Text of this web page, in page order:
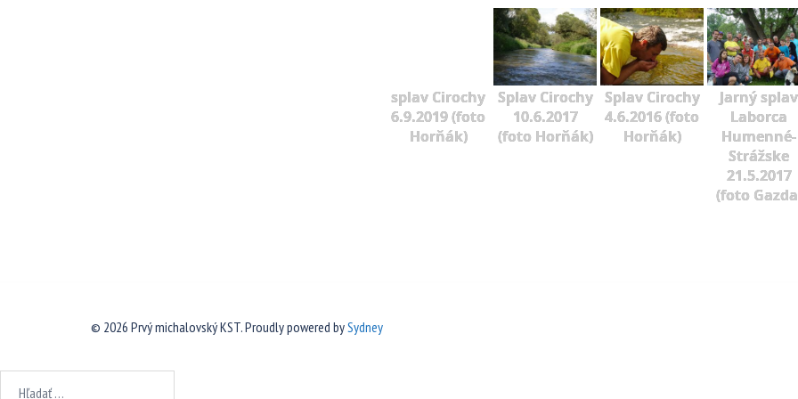
splav Cirochy
6.9.2019 (foto
Horňák)
Splav Cirochy
10.6.2017
(foto Horňák)
Splav Cirochy
4.6.2016 (foto
Horňák)
Jarný splav
Laborca
Humenné-
Strážske
21.5.2017
(foto
© 2026 Prvý michalovský KST. Proudly powered bySydney